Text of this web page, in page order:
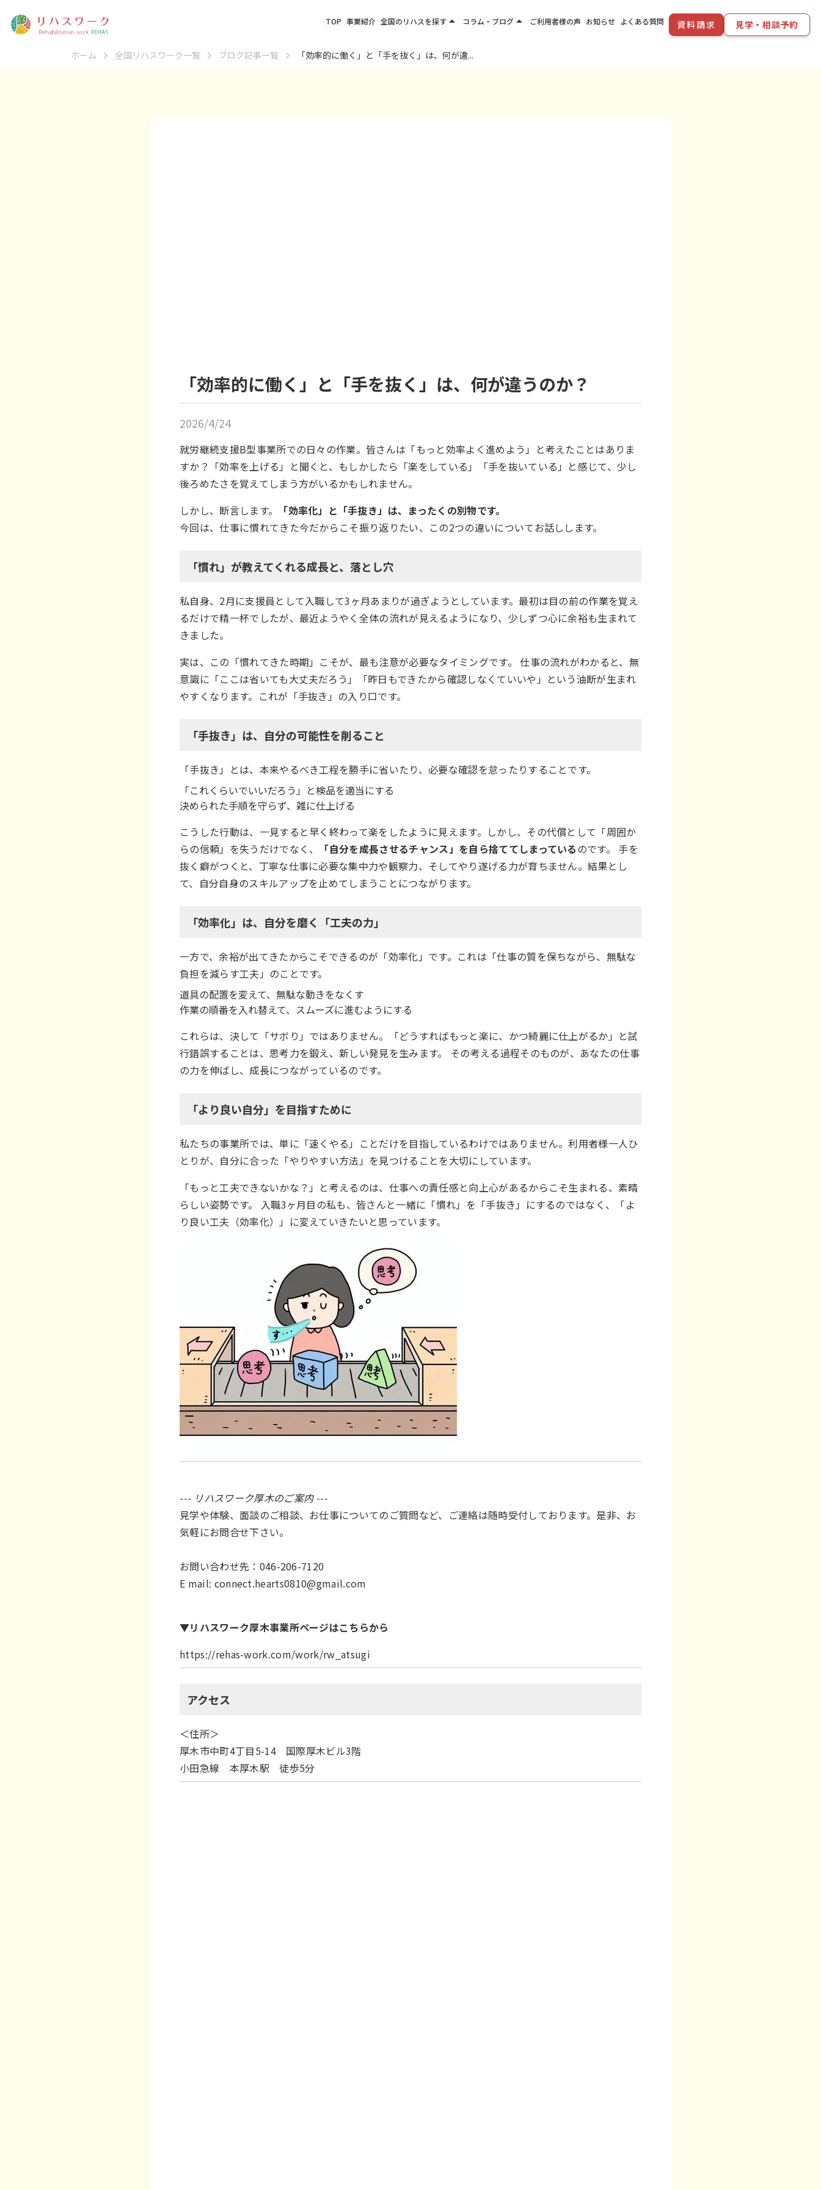
ホーム 全国リハスワーク一覧 ブログ記事一覧 「効率的に働く」と「手を抜く」は、何が違...
「効率的に働く」と「手を抜く」は、何が違うのか？
2026/4/24
就労継続支援B型事業所での日々の作業。皆さんは「もっと効率よく進めよう」と考えたことはありま
すか？「効率を上げる」と聞くと、もしかしたら「楽をしている」「手を抜いている」と感じて、少し
後ろめたさを覚えてしまう方がいるかもしれません。
しかし、断言します。
「効率化」と「手抜き」は、まったくの別物です。
今回は、仕事に慣れてきた今だからこそ振り返りたい、この2つの違いについてお話しします。
「慣れ」が教えてくれる成長と、落とし穴
私自身、2月に支援員として入職して3ヶ月あまりが過ぎようとしています。最初は目の前の作業を覚え
るだけで精一杯でしたが、最近ようやく全体の流れが見えるようになり、少しずつ心に余裕も生まれて
きました。
実は、この「慣れてきた時期」こそが、最も注意が必要なタイミングです。 仕事の流れがわかると、無
意識に「ここは省いても大丈夫だろう」「昨日もできたから確認しなくていいや」という油断が生まれ
やすくなります。これが「手抜き」の入り口です。
「手抜き」は、自分の可能性を削ること
「手抜き」とは、本来やるべき工程を勝手に省いたり、必要な確認を怠ったりすることです。
「これくらいでいいだろう」と検品を適当にする
決められた手順を守らず、雑に仕上げる
こうした行動は、一見すると早く終わって楽をしたように見えます。しかし、その代償として「周囲か
らの信頼」を失うだけでなく、
「自分を成長させるチャンス」を自ら捨ててしまっているのです。 手を
抜く癖がつくと、丁寧な仕事に必要な集中力や観察力、そしてやり遂げる力が育ちません。結果とし
て、自分自身のスキルアップを止めてしまうことにつながります。
「効率化」は、自分を磨く「工夫の力」
一方で、余裕が出てきたからこそできるのが「効率化」です。これは「仕事の質を保ちながら、無駄な
負担を減らす工夫」のことです。
道具の配置を変えて、無駄な動きをなくす
作業の順番を入れ替えて、スムーズに進むようにする
これらは、決して「サボり」ではありません。「どうすればもっと楽に、かつ綺麗に仕上がるか」と試
行錯誤することは、思考力を鍛え、新しい発見を生みます。 その考える過程そのものが、あなたの仕事
の力を伸ばし、成長につながっているのです。
「より良い自分」を目指すために
私たちの事業所では、単に「速くやる」ことだけを目指しているわけではありません。利用者様一人ひ
とりが、自分に合った「やりやすい方法」を見つけることを大切にしています。
「もっと工夫できないかな？」と考えるのは、仕事への責任感と向上心があるからこそ生まれる、素晴
らしい姿勢です。 入職3ヶ月目の私も、皆さんと一緒に「慣れ」を「手抜き」にするのではなく、「よ
り良い工夫（効率化）」に変えていきたいと思っています。
--- リハスワーク厚木のご案内 ---
見学や体験、面談のご相談、お仕事についてのご質問など、ご連絡は随時受付しております。是非、お
気軽にお問合せ下さい。
お問い合わせ先：046-206-7120
E mail: connect.hearts0810@gmail.com
▼リハスワーク厚木事業所ページはこちらから
https://rehas-work.com/work/rw_atsugi
アクセス
＜住所＞
厚木市中町4丁目5-14 国際厚木ビル3階
小田急線 本厚木駅 徒歩5分
TOP 事業紹介 全国のリハスを探すarrow_drop_up
東北エリア
コラム・ブログarrow_drop_up
事業所ブログ
ご利用者様の声 お知らせ よくある質問 資料請求 見学・相談予約